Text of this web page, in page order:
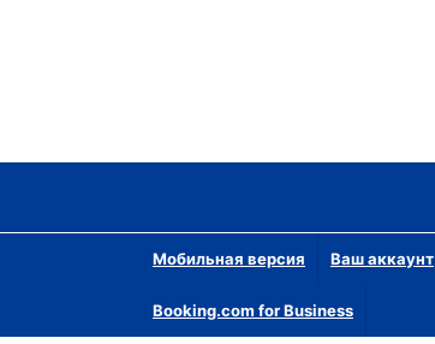
Мобильная версия Ваш аккаунт
Booking.com for Business